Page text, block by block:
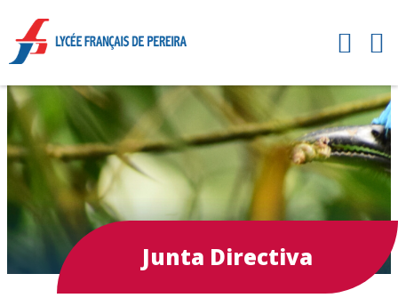
Junta Directiva